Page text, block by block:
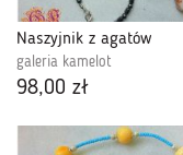
Naszyjnik z agatów
galeria kamelot
98,00 zł